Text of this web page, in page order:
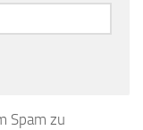
Spam zu